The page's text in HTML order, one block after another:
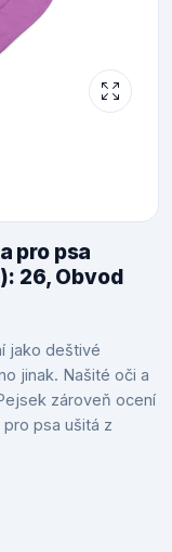
pro psa
26, Obvod
jako deštivé
jinak. Našité oči a
zároveň ocení
psa ušitá z